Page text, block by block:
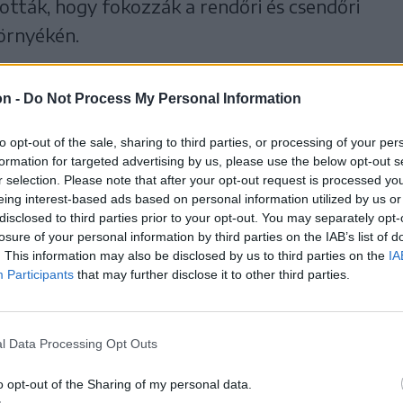
- Do Not Process My Personal Information
opt-out of the sale, sharing to third parties, or processing of your
for targeted advertising by us, please use the below opt-out
selection. Please note that after your opt-out request is processed
interest-based ads based on personal information utilized by us
to third parties prior to your opt-out. You may separately
of your personal information by third parties on the IAB’s list of
This information may also be disclosed by us to third parties on the
Participants that may further disclose it to other third parties.
Data Processing Opt Outs
opt-out of the Sharing of my personal data.
hogy fokozzák a rendőri és csendőri
természetes, de
kell kerülni.
az iskolákat felszólították a belső
az iskolaigazgatóknak és
hogy ha szükségesnek vélik,